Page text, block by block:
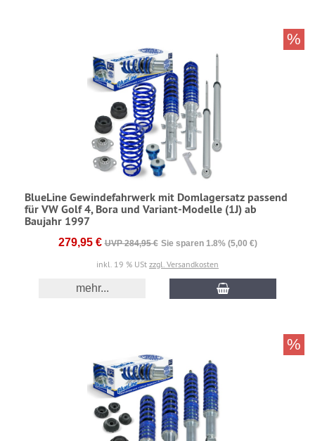
BlueLine Gewindefahrwerk mit Domlagersatz passend
für VW Golf 4, Bora und Variant-Modelle (1J) ab
Baujahr 1997
279,95 € UVP 284,95 € Sie sparen 1.8% (5,00 €)
inkl. 19 % USt zzgl. Versandkosten
mehr...
%
%